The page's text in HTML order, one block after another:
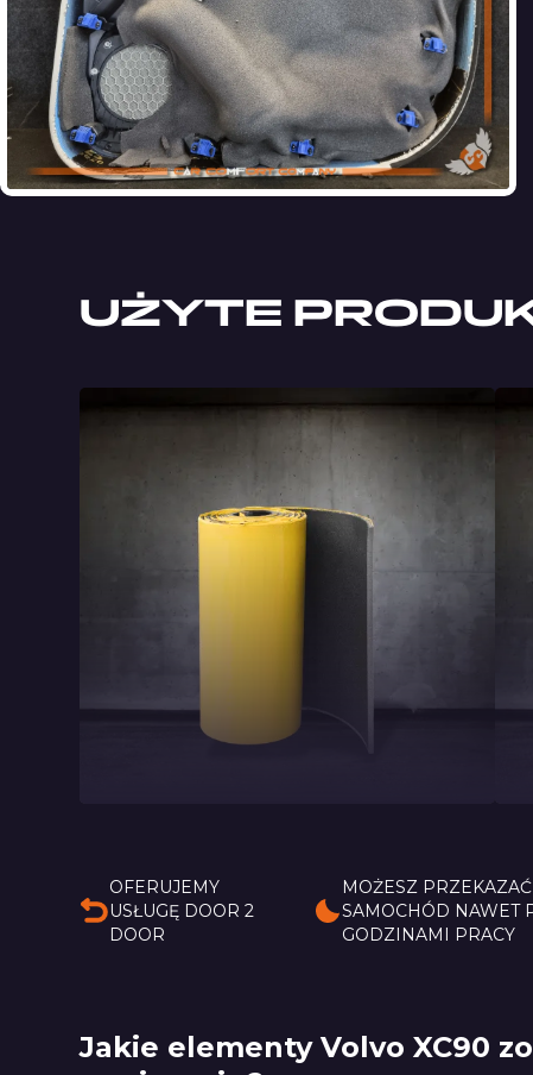
UŻYTE
OFERUJEMY
USŁUGĘ DOOR 2
DOOR
MOŻESZ PRZEKAZAĆ
SAMOCHÓD NAWET
GODZINAMI PRACY
Jakie elementy Volvo XC90